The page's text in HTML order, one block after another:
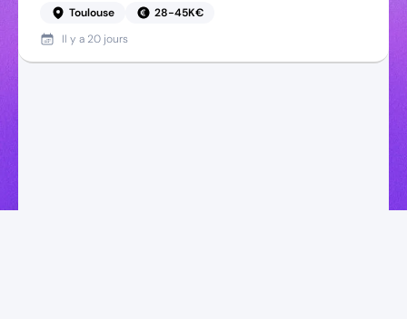
Toulouse
28-45K€
Il y a 20 jours